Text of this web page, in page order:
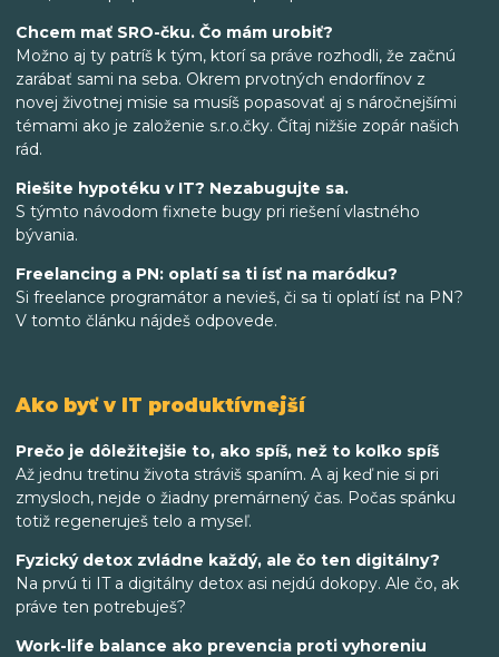
Chcem mať SRO-čku. Čo mám urobiť?
Možno aj ty patríš k tým, ktorí sa práve rozhodli, že začnú
zarábať sami na seba. Okrem prvotných endorfínov z
novej životnej misie sa musíš popasovať aj s náročnejšími
témami ako je založenie s.r.o.čky. Čítaj nižšie zopár našich
rád.
Riešite hypotéku v IT? Nezabugujte sa.
S týmto návodom fixnete bugy pri riešení vlastného
bývania.
Freelancing a PN: oplatí sa ti ísť na maródku?
Si freelance programátor a nevieš, či sa ti oplatí ísť na PN?
V tomto článku nájdeš odpovede.
Ako byť v IT produktívnejší
Prečo je dôležitejšie to, ako spíš, než to koľko spíš
Až jednu tretinu života stráviš spaním. A aj keď nie si pri
zmysloch, nejde o žiadny premárnený čas. Počas spánku
totiž regeneruješ telo a myseľ.
Fyzický detox zvládne každý, ale čo ten digitálny?
Na prvú ti IT a digitálny detox asi nejdú dokopy. Ale čo, ak
práve ten potrebuješ?
Work-life balance ako prevencia proti vyhoreniu